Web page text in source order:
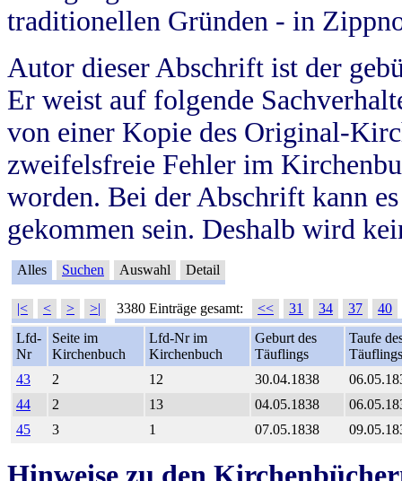
traditionellen Gründen - in
Autor dieser Abschrift ist der
Er weist auf folgende
von einer Kopie des Original-
zweifelsfreie Fehler im
worden. Bei der Abschrift kann
gekommen sein. Deshalb wird
Alles Suchen Auswahl Detail
|< < > >| 3380 Einträge gesamt: << 31 34 37
40
Lfd-
Nr
Seite im
Kirchenbuch
Lfd-Nr im
Kirchenbuch
Geburt des
Täuflings
Taufe
Täuflings
43
2 12 30.04.1838
44
2 13 04.05.1838
45
3 1 07.05.1838